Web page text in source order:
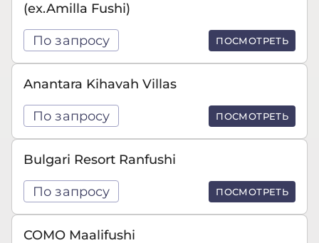
(ex.Amilla Fushi)
По запросу ПОСМОТРЕТЬ
Anantara Kihavah Villas
По запросу ПОСМОТРЕТЬ
Bulgari Resort Ranfushi
По запросу ПОСМОТРЕТЬ
COMO Maalifushi